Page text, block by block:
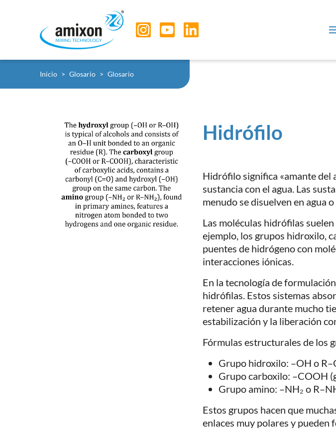
You are here:
Inicio Glosario Glosario
Hidrófilo
Hidrófilo significa «amante del
sustancia con el agua. Las
menudo se disuelven en agua
Las moléculas hidrófilas
ejemplo, los grupos hidroxilo,
puentes de hidrógeno con
interacciones iónicas.
En la tecnología de
hidrófilas. Estos sistemas
retener agua durante mucho
estabilización y la liberación
Fórmulas estructurales de los
Grupo hidroxilo: –OH o
Grupo carboxilo: –COOH
Grupo amino: –NH₂ o
Estos grupos hacen que
enlaces muy polares y pueden